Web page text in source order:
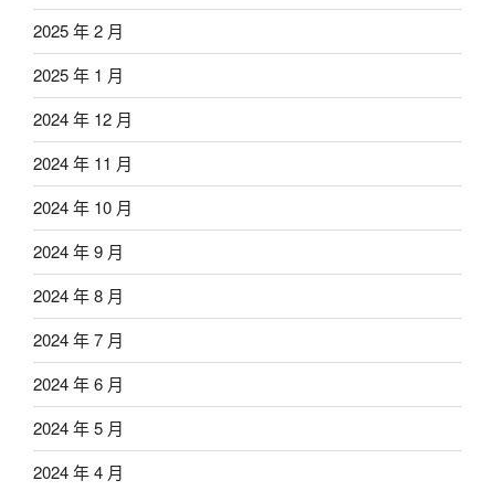
2025 年 2 月
2025 年 1 月
2024 年 12 月
2024 年 11 月
2024 年 10 月
2024 年 9 月
2024 年 8 月
2024 年 7 月
2024 年 6 月
2024 年 5 月
2024 年 4 月